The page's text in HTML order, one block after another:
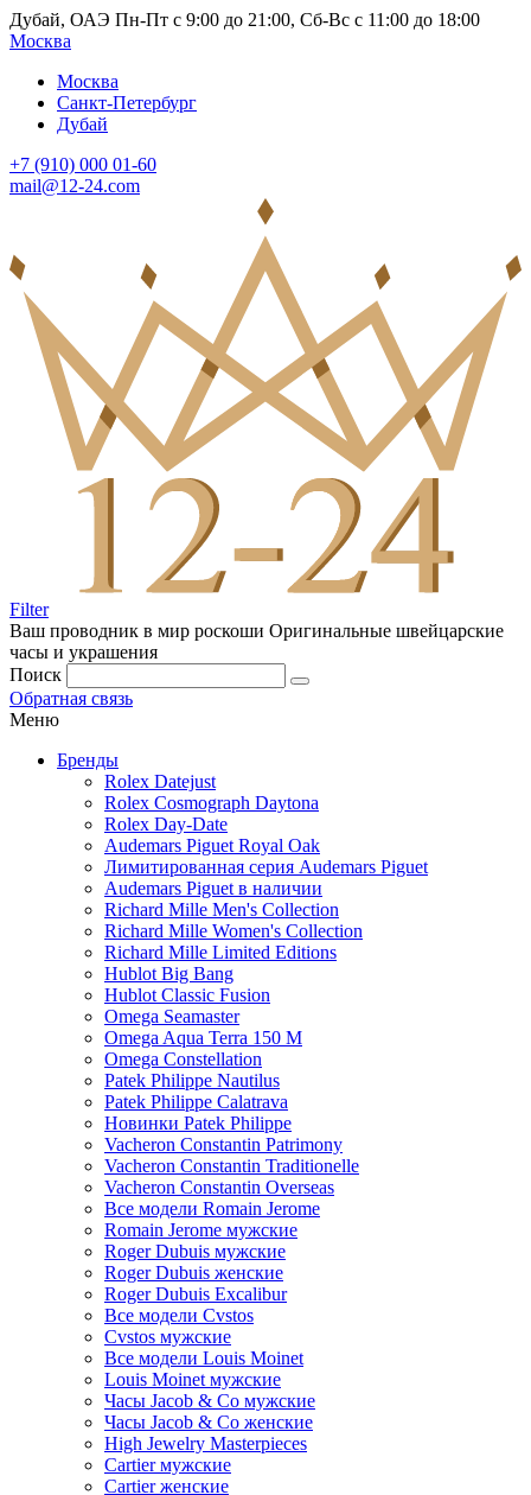
Дубай, ОАЭ Пн-Пт с 9:00 до 21:00, Сб-Вс с 11:00 до 18:00
Москва
Москва
Санкт-Петербург
Дубай
+7 (910) 000 01-60
mail@12-24.com
Filter
Ваш проводник в мир роскоши Оригинальные швейцарские
часы и украшения
Поиск
Обратная связь
Меню
Бренды
Rolex Datejust
Rolex Cosmograph Daytona
Rolex Day-Date
Audemars Piguet Royal Oak
Лимитированная серия Audemars Piguet
Audemars Piguet в наличии
Richard Mille Men's Collection
Richard Mille Women's Collection
Richard Mille Limited Editions
Hublot Big Bang
Hublot Classic Fusion
Omega Seamaster
Omega Aqua Terra 150 M
Omega Constellation
Patek Philippe Nautilus
Patek Philippe Calatrava
Новинки Patek Philippe
Vacheron Constantin Patrimony
Vacheron Constantin Traditionelle
Vacheron Constantin Overseas
Все модели Romain Jerome
Romain Jerome мужские
Roger Dubuis мужские
Roger Dubuis женские
Roger Dubuis Excalibur
Все модели Cvstos
Cvstos мужские
Все модели Louis Moinet
Louis Moinet мужские
Часы Jacob & Co мужские
Часы Jacob & Co женские
High Jewelry Masterpieces
Cartier мужские
Cartier женские